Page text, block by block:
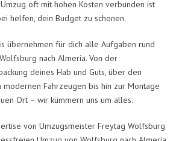
oft mit hohen Kosten verbunden ist
helfen, dein Budget zu schonen.
übernehmen für dich alle Aufgaben rund
nach Almería. Von der
deines Hab und Guts, über den
modernen Fahrzeugen bis hin zur Montage
Ort – wir kümmern uns um alles.
von Umzugsmeister Freytag Wolfsburg